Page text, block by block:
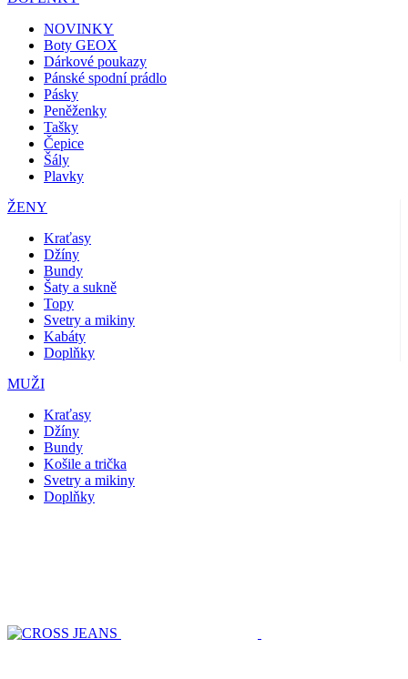
NOVINKY
Boty GEOX
Dárkové poukazy
Pánské spodní prádlo
Pásky
Peněženky
Tašky
Čepice
Šály
Plavky
ŽENY
Kraťasy
Džíny
Bundy
Šaty a sukně
Topy
Svetry a mikiny
Kabáty
Doplňky
MUŽI
Kraťasy
Džíny
Bundy
Košile a trička
Svetry a mikiny
Doplňky